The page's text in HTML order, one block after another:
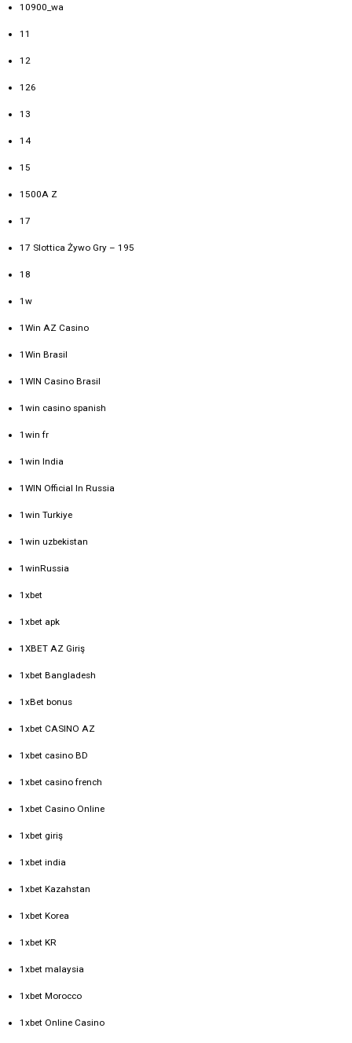
10900_wa
11
12
126
13
14
15
1500A Z
17
17 Slottica Żywo Gry – 195
18
1w
1Win AZ Casino
1Win Brasil
1WIN Casino Brasil
1win casino spanish
1win fr
1win India
1WIN Official In Russia
1win Turkiye
1win uzbekistan
1winRussia
1xbet
1xbet apk
1XBET AZ Giriş
1xbet Bangladesh
1xBet bonus
1xbet CASINO AZ
1xbet casino BD
1xbet casino french
1xbet Casino Online
1xbet giriş
1xbet india
1xbet Kazahstan
1xbet Korea
1xbet KR
1xbet malaysia
1xbet Morocco
1xbet Online Casino